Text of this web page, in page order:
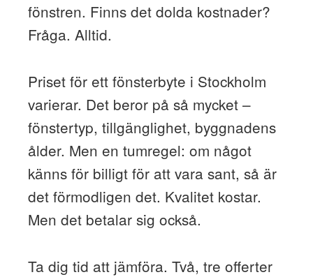
fönstren. Finns det dolda kostnader?
Fråga. Alltid.
Priset för ett fönsterbyte i Stockholm
varierar. Det beror på så mycket –
fönstertyp, tillgänglighet, byggnadens
ålder. Men en tumregel: om något
känns för billigt för att vara sant, så är
det förmodligen det. Kvalitet kostar.
Men det betalar sig också.
Ta dig tid att jämföra. Två, tre offerter